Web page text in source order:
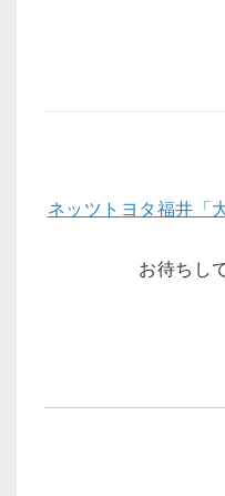
ネッツトヨタ福井「
お待ちし